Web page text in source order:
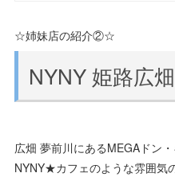
☆姉妹店の紹介②☆
NYNY 姫路広
広畑 夢前川にあるMEGAドン
NYNY★カフェのような雰囲気